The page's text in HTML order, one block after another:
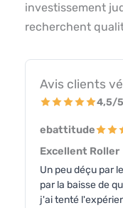
investissement
recherchent
Avis clients
4,5/5
ebattitude
Excellent Roller
Un peu déçu par
par la baisse de
j'ai tenté